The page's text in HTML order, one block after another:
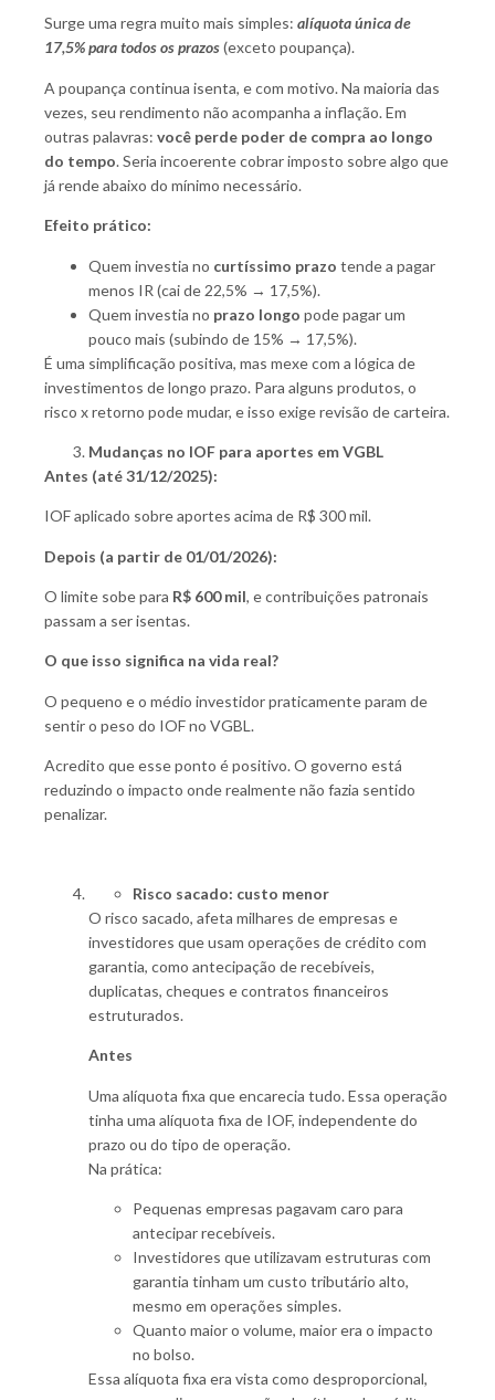
Surge uma regra muito mais simples: alíquota única de
17,5% para todos os prazos(exceto poupança).
A poupança continua isenta, e com motivo. Na maioria das
vezes, seu rendimento não acompanha a inflação. Em
outras palavras: você perde poder de compra ao longo
do tempo. Seria incoerente cobrar imposto sobre algo que
já rende abaixo do mínimo necessário.
Efeito prático:
Quem investia no curtíssimo prazo tende a pagar
menos IR (cai de 22,5% → 17,5%).
Quem investia no prazo longo pode pagar um
pouco mais (subindo de 15% → 17,5%).
É uma simplificação positiva, mas mexe com a lógica de
investimentos de longo prazo. Para alguns produtos, o
risco x retorno pode mudar, e isso exige revisão de carteira.
Mudanças no IOF para aportes em VGBL
Antes (até 31/12/2025):
IOF aplicado sobre aportes acima de R$ 300 mil.
Depois (a partir de 01/01/2026):
O limite sobe para R$ 600 mil, e contribuições patronais
passam a ser isentas.
O que isso significa na vida real?
O pequeno e o médio investidor praticamente param de
sentir o peso do IOF no VGBL.
Acredito que esse ponto é positivo. O governo está
reduzindo o impacto onde realmente não fazia sentido
penalizar.
Risco sacado: custo menor
O risco sacado, afeta milhares de empresas e
investidores que usam operações de crédito com
garantia, como antecipação de recebíveis,
duplicatas, cheques e contratos financeiros
estruturados.
Antes
Uma alíquota fixa que encarecia tudo. Essa operação
tinha uma alíquota fixa de IOF, independente do
prazo ou do tipo de operação.
Na prática:
Pequenas empresas pagavam caro para
antecipar recebíveis.
Investidores que utilizavam estruturas com
garantia tinham um custo tributário alto,
mesmo em operações simples.
Quanto maior o volume, maior era o impacto
no bolso.
Essa alíquota fixa era vista como desproporcional,